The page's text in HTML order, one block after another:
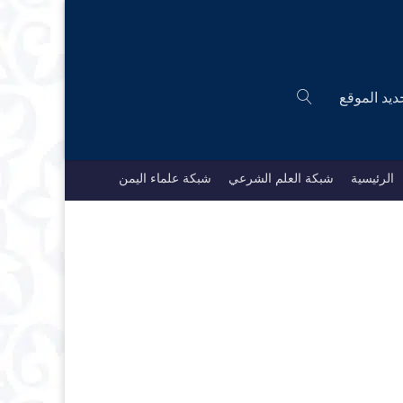
الموقع
الرئيسية شبكة العلم الشرعي شبكة علماء اليمن